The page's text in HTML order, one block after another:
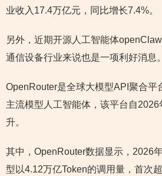
业收入17.4万亿元，同比增长7.4%。
另外，近期开源人工智能体
通信设备行业来说也是一项利好消息。
OpenRouter是全球大模型API聚合平
主流模型人工智能体，该平台自
升。
其中，OpenRouter数据显示，2026
型以4.12万亿Token的调用量，首次